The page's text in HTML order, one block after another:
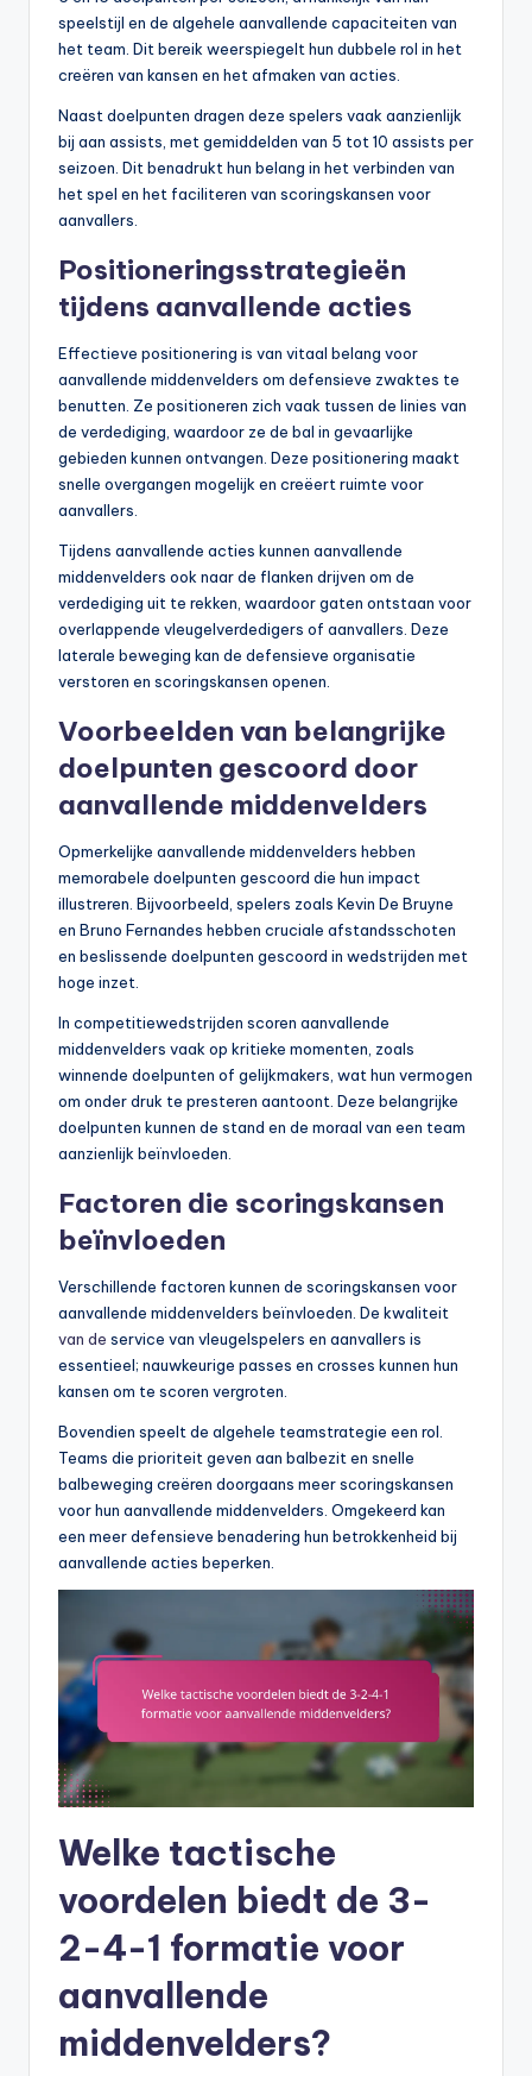
speelstijl en de algehele aanvallende capaciteiten van
het team. Dit bereik weerspiegelt hun dubbele rol in het
creëren van kansen en het afmaken van acties.
Naast doelpunten dragen deze spelers vaak aanzienlijk
bij aan assists, met gemiddelden van 5 tot 10 assists per
seizoen. Dit benadrukt hun belang in het verbinden van
het spel en het faciliteren van scoringskansen voor
aanvallers.
Positioneringsstrategieën
tijdens aanvallende acties
Effectieve positionering is van vitaal belang voor
aanvallende middenvelders om defensieve zwaktes te
benutten. Ze positioneren zich vaak tussen de linies van
de verdediging, waardoor ze de bal in gevaarlijke
gebieden kunnen ontvangen. Deze positionering maakt
snelle overgangen mogelijk en creëert ruimte voor
aanvallers.
Tijdens aanvallende acties kunnen aanvallende
middenvelders ook naar de flanken drijven om de
verdediging uit te rekken, waardoor gaten ontstaan voor
overlappende vleugelverdedigers of aanvallers. Deze
laterale beweging kan de defensieve organisatie
verstoren en scoringskansen openen.
Voorbeelden van belangrijke
doelpunten gescoord door
aanvallende middenvelders
Opmerkelijke aanvallende middenvelders hebben
memorabele doelpunten gescoord die hun impact
illustreren. Bijvoorbeeld, spelers zoals Kevin De Bruyne
en Bruno Fernandes hebben cruciale afstandsschoten
en beslissende doelpunten gescoord in wedstrijden met
hoge inzet.
In competitiewedstrijden scoren aanvallende
middenvelders vaak op kritieke momenten, zoals
winnende doelpunten of gelijkmakers, wat hun vermogen
om onder druk te presteren aantoont. Deze belangrijke
doelpunten kunnen de stand en de moraal van een team
aanzienlijk beïnvloeden.
Factoren die scoringskansen
beïnvloeden
Verschillende factoren kunnen de scoringskansen voor
aanvallende middenvelders beïnvloeden. De kwaliteit
van de service van vleugelspelers en aanvallers is
essentieel; nauwkeurige passes en crosses kunnen hun
kansen om te scoren vergroten.
Bovendien speelt de algehele teamstrategie een rol.
Teams die prioriteit geven aan balbezit en snelle
balbeweging creëren doorgaans meer scoringskansen
voor hun aanvallende middenvelders. Omgekeerd kan
een meer defensieve benadering hun betrokkenheid bij
aanvallende acties beperken.
Welke tactische
voordelen biedt de 3-
2-4-1 formatie voor
aanvallende
middenvelders?